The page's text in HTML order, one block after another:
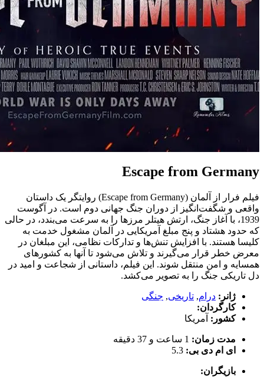
Escape from Germany
فیلم فرار از آلمان (Escape from Germany) روایتگر یک داستان
واقعی و شگفت‌انگیز از دوران جنگ جهانی دوم است. در آگوست
1939، با آغاز جنگ، ارتش هیتلر مرزها را به سرعت می‌بندد، در حالی
که حدود هشتاد و پنج مبلغ آمریکایی در آلمان مشغول خدمت به
کلیسا هستند. با افزایش تنش‌ها و تدارکات نظامی، این مبلغان در
معرض خطر قرار می‌گیرند و تلاش می‌شود تا آنها به کشورهای
همسایه و امن منتقل شوند. این فیلم، داستانی از شجاعت و امید در
دل تاریکی جنگ را به تصویر می‌کشد.
ژانر: درام, تاریخی, جنگی
کارگردان:
کشور: آمریکا
مدت زمان: 1 ساعت و 37 دقیقه
ای ام دی بی: 5.3
بازیگران: